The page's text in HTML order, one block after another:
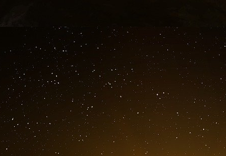
me Takaichi Sanae a passé plus de trente
devenir la dirigeante du Japon. Elle a occupé
gouvernement japonais, notamment celle
économique. Elle est connue pour son sens
indéfectible aux valeurs conservatrices
politiciens ; elle s’est frayé son propre
partis conservateurs dominés par les
modèle et Abe Shinzō comme mentor.
En tant que Première ministre du Japon, elle
et stratégiques que peu de gens lui envient.